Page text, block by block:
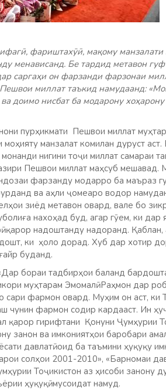
фариштахӯӣ, мақому манзалати
менависанд. Бе тардид метавон
саргаҳи он фарзанди фарзонаи
миллат таъкид намудаанд:
доимо нисбат ба модарону
пурҳикмати Пешвои миллат
манзалат комилан дуруст
нигини тоҷи миллат самараи
Пешвои миллат маҳсуб мешавад.
фарзанду модарро ба маъраз
ва аҳли ҷомеаро водор
зиёд метавон овард, вале бо
нахоҳад буд, агар гӯем, ки дар
қарор надоштанду надоранд.
ки ҳоло дорад. Хуб дар хотир
буданд.
бораи тадбирҳои баланд
муҳтарам Эмомалӣ Раҳмон дар
сари фармон овард. Муҳим он аст, ки
фармон содир кардааст. Ин
қарор гирифтани Қонуни Ҷумҳурии
занон ва имкониятҳои баробари
давлатӣ оид ба таъмини ҳуқуқу
солҳои 2001-2010», «Барномаи
Тоҷикистон аз ҳисоби занону
ҳуқуқӣ мусоидат намуд.